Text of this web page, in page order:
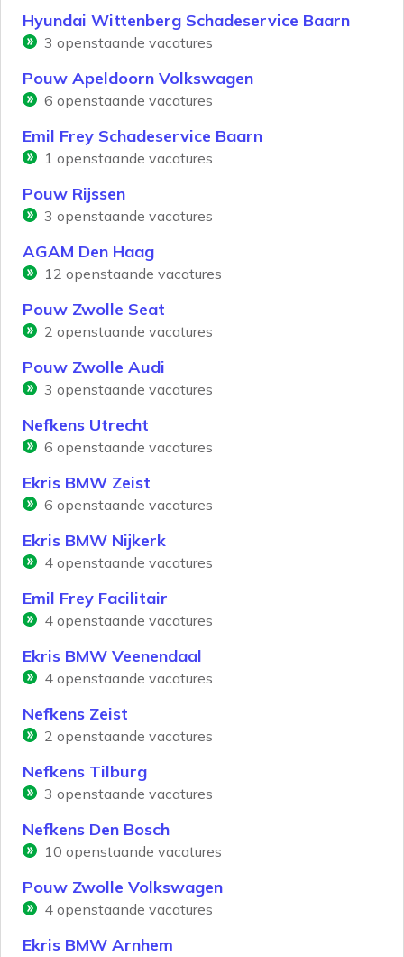
Hyundai Wittenberg Schadeservice Baarn
3 openstaande vacatures
Pouw Apeldoorn Volkswagen
6 openstaande vacatures
Emil Frey Schadeservice Baarn
1 openstaande vacatures
Pouw Rijssen
3 openstaande vacatures
AGAM Den Haag
12 openstaande vacatures
Pouw Zwolle Seat
2 openstaande vacatures
Pouw Zwolle Audi
3 openstaande vacatures
Nefkens Utrecht
6 openstaande vacatures
Ekris BMW Zeist
6 openstaande vacatures
Ekris BMW Nijkerk
4 openstaande vacatures
Emil Frey Facilitair
4 openstaande vacatures
Ekris BMW Veenendaal
4 openstaande vacatures
Nefkens Zeist
2 openstaande vacatures
Nefkens Tilburg
3 openstaande vacatures
Nefkens Den Bosch
10 openstaande vacatures
Pouw Zwolle Volkswagen
4 openstaande vacatures
Ekris BMW Arnhem